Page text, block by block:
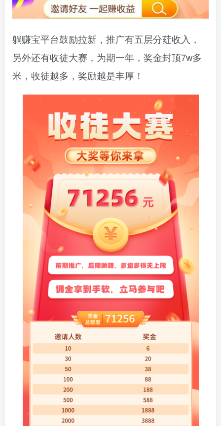
躺赚宝平台鼓励拉新，推广有五层分荭收入，
另外还有收徒大赛，为期一年，奖金封顶7w多
米，收徒越多，奖励越是丰厚！